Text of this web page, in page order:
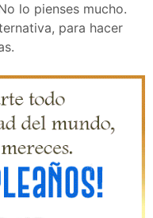
lo pienses mucho.
para hacer